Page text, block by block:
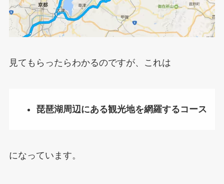
見てもらったらわかるのですが、これは
琵琶湖周辺にある観光地を網羅するコース
になっています。